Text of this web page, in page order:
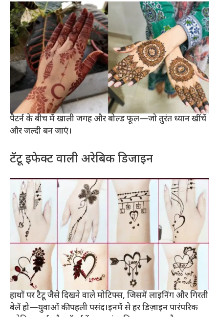
पैटर्न के बीच में खाली जगह और बोल्ड फूल—जो तुरंत ध्यान खींचें
और जल्दी बन जाएं।
टॅटू इफेक्ट वाली अरेबिक डिजाइन
हाथों पर टैटू जैसे दिखने वाले मोटिफ्स, जिसमें लाइनिंग और गिरती
बेलें हो—युवाओं की पहली पसंद।इनमें से हर डिज़ाइन पारंपरिक